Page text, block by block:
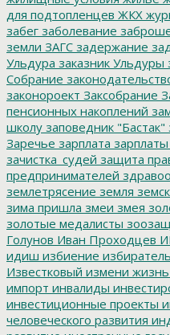
для подтопленцев ЖКХ
забег заболевание
земли ЗАГС задержание
Ульдура заказник Ульдуры
Собрание
законороект Заксобрание
пенсионных накоплений
школу заповедник "Бастак"
Заречье зарплата зарплаты
зачистка_судей защита
предпринимателей
землетрясение земля
зима пришла змеи змея
золотые медалисты
Голунов Иван Проходцев
идиш избиение
Известковый измени
импорт инвалиды
инвестиционные проекты
человеческого развития